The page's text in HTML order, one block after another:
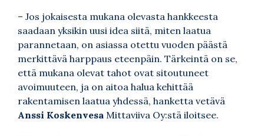
– Jos jokaisesta mukana olevasta hankkeesta
saadaan yksikin uusi idea siitä, miten laatua
parannetaan, on asiassa otettu vuoden päästä
merkittävä harppaus eteenpäin. Tärkeintä on se,
että mukana olevat tahot ovat sitoutuneet
avoimuuteen, ja on aitoa halua kehittää
rakentamisen laatua yhdessä, hanketta vetävä
Anssi Koskenvesa Mittaviiva Oy:stä iloitsee.